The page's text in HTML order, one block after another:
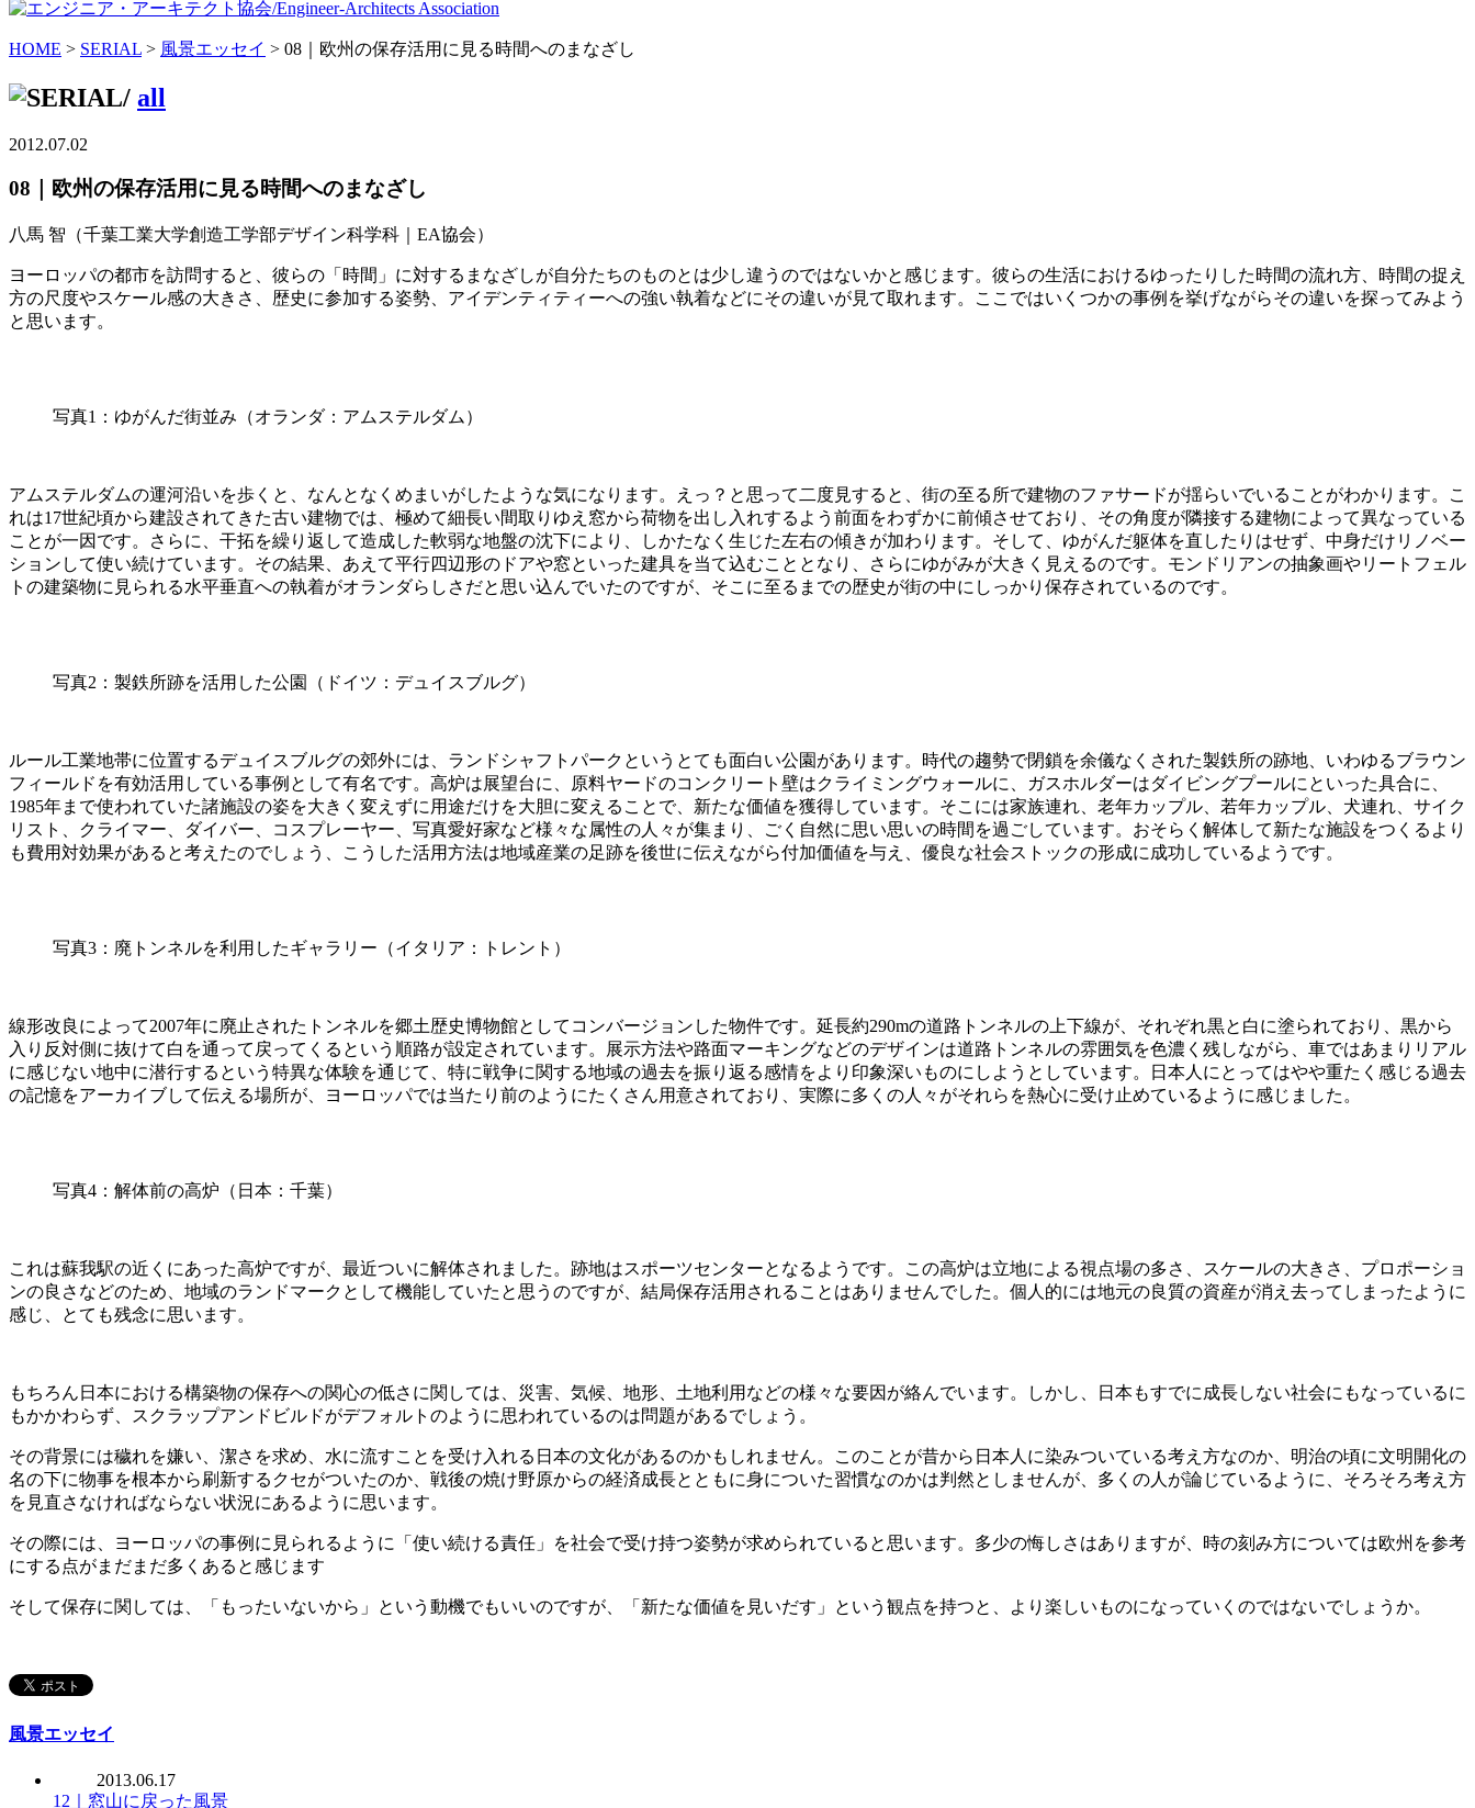
HOME > SERIAL > 風景エッセイ > 08｜欧州の保存活用に見る時間へのまなざし
/ all
2012.07.02
08｜欧州の保存活用に見る時間へのまなざし
八馬 智 （千葉工業大学創造工学部デザイン科学科｜EA協会）
ヨーロッパの都市を訪問すると、彼らの「時間」に対するまなざしが自分たちのものとは少し違うのではないかと感じます。彼らの生活におけるゆったりした時間の流れ方、時間の捉え
方の尺度やスケール感の大きさ、歴史に参加する姿勢、アイデンティティーへの強い執着などにその違いが見て取れます。ここではいくつかの事例を挙げながらその違いを探ってみよう
と思います。
写真1：ゆがんだ街並み（オランダ：アムステルダム）
アムステルダムの運河沿いを歩くと、なんとなくめまいがしたような気になります。えっ？と思って二度見すると、街の至る所で建物のファサードが揺らいでいることがわかります。こ
れは17世紀頃から建設されてきた古い建物では、極めて細長い間取りゆえ窓から荷物を出し入れするよう前面をわずかに前傾させており、その角度が隣接する建物によって異なっている
ことが一因です。さらに、干拓を繰り返して造成した軟弱な地盤の沈下により、しかたなく生じた左右の傾きが加わります。そして、ゆがんだ躯体を直したりはせず、中身だけリノベー
ションして使い続けています。その結果、あえて平行四辺形のドアや窓といった建具を当て込むこととなり、さらにゆがみが大きく見えるのです。モンドリアンの抽象画やリートフェル
トの建築物に見られる水平垂直への執着がオランダらしさだと思い込んでいたのですが、そこに至るまでの歴史が街の中にしっかり保存されているのです。
写真2：製鉄所跡を活用した公園（ドイツ：デュイスブルグ）
ルール工業地帯に位置するデュイスブルグの郊外には、ランドシャフトパークというとても面白い公園があります。時代の趨勢で閉鎖を余儀なくされた製鉄所の跡地、いわゆるブラウン
フィールドを有効活用している事例として有名です。高炉は展望台に、原料ヤードのコンクリート壁はクライミングウォールに、ガスホルダーはダイビングプールにといった具合に、
1985年まで使われていた諸施設の姿を大きく変えずに用途だけを大胆に変えることで、新たな価値を獲得しています。そこには家族連れ、老年カップル、若年カップル、犬連れ、サイク
リスト、クライマー、ダイバー、コスプレーヤー、写真愛好家など様々な属性の人々が集まり、ごく自然に思い思いの時間を過ごしています。おそらく解体して新たな施設をつくるより
も費用対効果があると考えたのでしょう、こうした活用方法は地域産業の足跡を後世に伝えながら付加価値を与え、優良な社会ストックの形成に成功しているようです。
写真3：廃トンネルを利用したギャラリー（イタリア：トレント）
線形改良によって2007年に廃止されたトンネルを郷土歴史博物館としてコンバージョンした物件です。延長約290mの道路トンネルの上下線が、それぞれ黒と白に塗られており、黒から
入り反対側に抜けて白を通って戻ってくるという順路が設定されています。展示方法や路面マーキングなどのデザインは道路トンネルの雰囲気を色濃く残しながら、車ではあまりリアル
に感じない地中に潜行するという特異な体験を通じて、特に戦争に関する地域の過去を振り返る感情をより印象深いものにしようとしています。日本人にとってはやや重たく感じる過去
の記憶をアーカイブして伝える場所が、ヨーロッパでは当たり前のようにたくさん用意されており、実際に多くの人々がそれらを熱心に受け止めているように感じました。
写真4：解体前の高炉（日本：千葉）
これは蘇我駅の近くにあった高炉ですが、最近ついに解体されました。跡地はスポーツセンターとなるようです。この高炉は立地による視点場の多さ、スケールの大きさ、プロポーショ
ンの良さなどのため、地域のランドマークとして機能していたと思うのですが、結局保存活用されることはありませんでした。個人的には地元の良質の資産が消え去ってしまったように
感じ、とても残念に思います。
もちろん日本における構築物の保存への関心の低さに関しては、災害、気候、地形、土地利用などの様々な要因が絡んでいます。しかし、日本もすでに成長しない社会にもなっているに
もかかわらず、スクラップアンドビルドがデフォルトのように思われているのは問題があるでしょう。
その背景には穢れを嫌い、潔さを求め、水に流すことを受け入れる日本の文化があるのかもしれません。このことが昔から日本人に染みついている考え方なのか、明治の頃に文明開化の
名の下に物事を根本から刷新するクセがついたのか、戦後の焼け野原からの経済成長とともに身についた習慣なのかは判然としませんが、多くの人が論じているように、そろそろ考え方
を見直さなければならない状況にあるように思います。
その際には、ヨーロッパの事例に見られるように「使い続ける責任」を社会で受け持つ姿勢が求められていると思います。多少の悔しさはありますが、時の刻み方については欧州を参考
にする点がまだまだ多くあると感じます
そして保存に関しては、「もったいないから」という動機でもいいのですが、「新たな価値を見いだす」という観点を持つと、より楽しいものになっていくのではないでしょうか。
風景エッセイ
2013.06.17
12｜窓山に戻った風景